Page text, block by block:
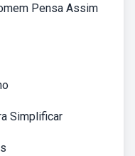
Pensa Assim
Simplificar